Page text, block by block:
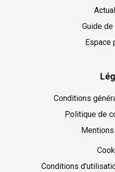
Guide
Espace
Conditions
Politique de
Conditions